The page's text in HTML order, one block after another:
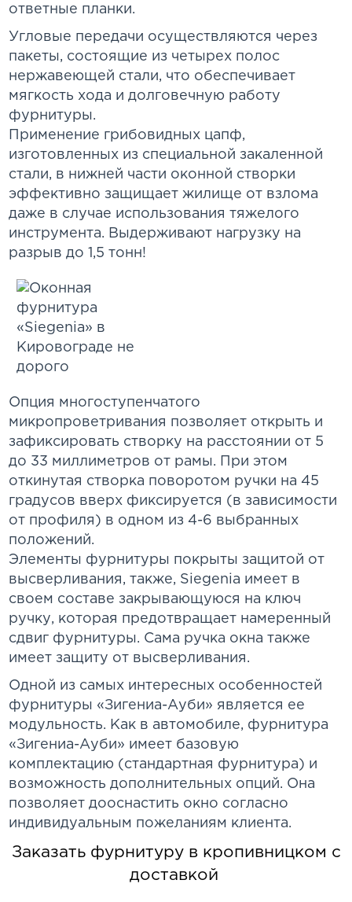
ответные планки.
Угловые передачи осуществляются через
пакеты, состоящие из четырех полос
нержавеющей стали, что обеспечивает
мягкость хода и долговечную работу
фурнитуры.
Применение грибовидных цапф,
изготовленных из специальной закаленной
стали, в нижней части оконной створки
эффективно защищает жилище от взлома
даже в случае использования тяжелого
инструмента. Выдерживают нагрузку на
разрыв до 1,5 тонн!
Опция многоступенчатого
микропроветривания позволяет открыть и
зафиксировать створку на расстоянии от 5
до 33 миллиметров от рамы. При этом
откинутая створка поворотом ручки на 45
градусов вверх фиксируется (в зависимости
от профиля) в одном из 4-6 выбранных
положений.
Элементы фурнитуры покрыты защитой от
высверливания, также, Siegenia имеет в
своем составе закрывающуюся на ключ
ручку, которая предотвращает намеренный
сдвиг фурнитуры. Сама ручка окна также
имеет защиту от высверливания.
Одной из самых интересных особенностей
фурнитуры «Зигениа-Ауби» является ее
модульность. Как в автомобиле, фурнитура
«Зигениа-Ауби» имеет базовую
комплектацию (стандартная фурнитура) и
возможность дополнительных опций. Она
позволяет дооснастить окно согласно
индивидуальным пожеланиям клиента.
Заказать фурнитуру в кропивницком с
доставкой